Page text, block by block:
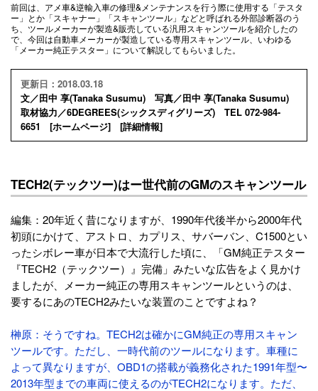
前回は、アメ車&逆輸入車の修理&メンテナンスを行う際に使用する「テスタ
ー」とか「スキャナー」「スキャンツール」などと呼ばれる外部診断器のう
ち、ツールメーカーが製造&販売している汎用スキャンツールを紹介したの
で、今回は自動車メーカーが製造している専用スキャンツール、いわゆる
「メーカー純正テスター」について解説してもらいました。
更新日：2018.03.18
文／田中 享(Tanaka Susumu) 写真／田中 享(Tanaka Susumu)
取材協力／6DEGREES(シックスディグリーズ) TEL 072-984-
6651 [ホームページ] [詳細情報]
TECH2(テックツー)はー世代前のGMのスキャンツール
編集：20年近く昔になりますが、1990年代後半から2000年代
初頭にかけて、アストロ、カプリス、サバーバン、C1500とい
ったシボレー車が日本で大流行した頃に、「GM純正テスター
『TECH2（テックツー）』完備」みたいな広告をよく見かけ
ましたが、メーカー純正の専用スキャンツールというのは、
要するにあのTECH2みたいな装置のことですよね？
榊原：そうですね。TECH2は確かにGM純正の専用スキャン
ツールです。ただし、一時代前のツールになります。車種に
よって異なりますが、OBD1の搭載が義務化された1991年型〜
2013年型までの車両に使えるのがTECH2になります。ただ、